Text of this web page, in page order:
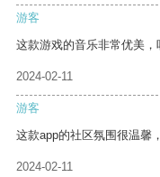
游客
这款游戏的音乐非常优美，
2024-02-11
游客
这款app的社区氛围很温馨
2024-02-11